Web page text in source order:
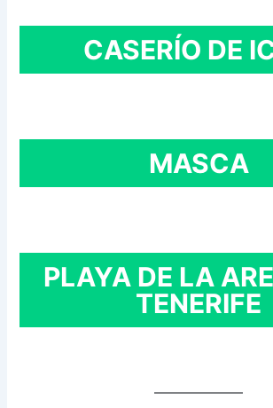
CASERÍO DE
MASCA
PLAYA DE LA
TENERIFE